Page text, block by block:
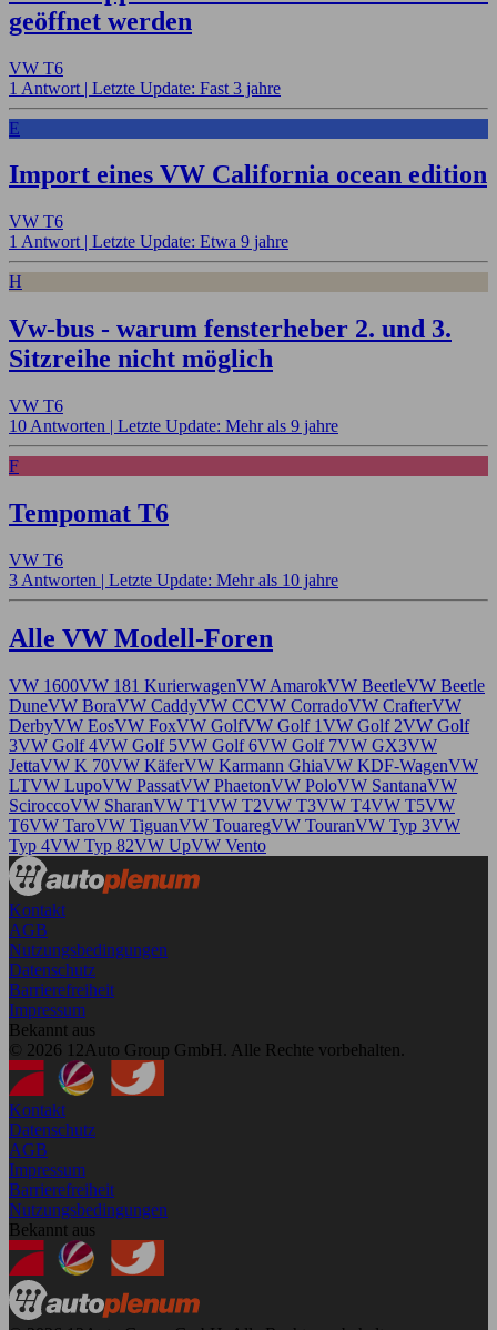
geöffnet werden
VW T6
1 Antwort | Letzte Update: Fast 3 jahre
E
Import eines VW California ocean edition
VW T6
1 Antwort | Letzte Update: Etwa 9 jahre
H
Vw-bus - warum fensterheber 2. und 3.
Sitzreihe nicht möglich
VW T6
10 Antworten | Letzte Update: Mehr als 9 jahre
F
Tempomat T6
VW T6
3 Antworten | Letzte Update: Mehr als 10 jahre
Alle VW Modell-Foren
VW 1600VW 181 KurierwagenVW AmarokVW BeetleVW Beetle
DuneVW BoraVW CaddyVW CCVW CorradoVW CrafterVW
DerbyVW EosVW FoxVW GolfVW Golf 1VW Golf 2VW Golf
3VW Golf 4VW Golf 5VW Golf 6VW Golf 7VW GX3VW
JettaVW K 70VW KäferVW Karmann GhiaVW KDF-WagenVW
LTVW LupoVW PassatVW PhaetonVW PoloVW SantanaVW
SciroccoVW SharanVW T1VW T2VW T3VW T4VW T5VW
T6VW TaroVW TiguanVW TouaregVW TouranVW Typ 3VW
Typ 4VW Typ 82VW UpVW Vento
Kontakt
AGB
Nutzungsbedingungen
Datenschutz
Barrierefreiheit
Impressum
Bekannt aus
© 2026 12Auto Group GmbH. Alle Rechte vorbehalten.
Kontakt
Datenschutz
AGB
Impressum
Barrierefreiheit
Nutzungsbedingungen
Bekannt aus